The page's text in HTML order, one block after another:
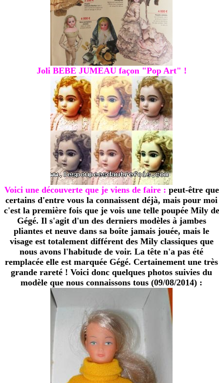
Joli BEBE JUMEAU façon "Pop Art" !
Voici une découverte que je viens de faire : peut-être que
certains d'entre vous la connaissent déjà, mais pour moi
c'est la première fois que je vois une telle poupée Mily de
Gégé. Il s'agit d'un des derniers modèles à jambes
pliantes et neuve dans sa boîte jamais jouée, mais le
visage est totalement différent des Mily classiques que
nous avons l'habitude de voir. La tête n'a pas été
remplacée elle est marquée Gégé. Certainement une très
grande rareté ! Voici donc quelques photos suivies du
modèle que nous connaissons tous (09/08/2014) :